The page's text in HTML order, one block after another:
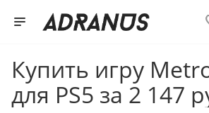
Купить игру
для PS5 за 2 147